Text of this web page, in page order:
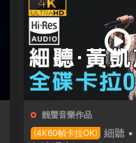
靓聲音樂作品
(4K60幀卡拉OK)
細聽